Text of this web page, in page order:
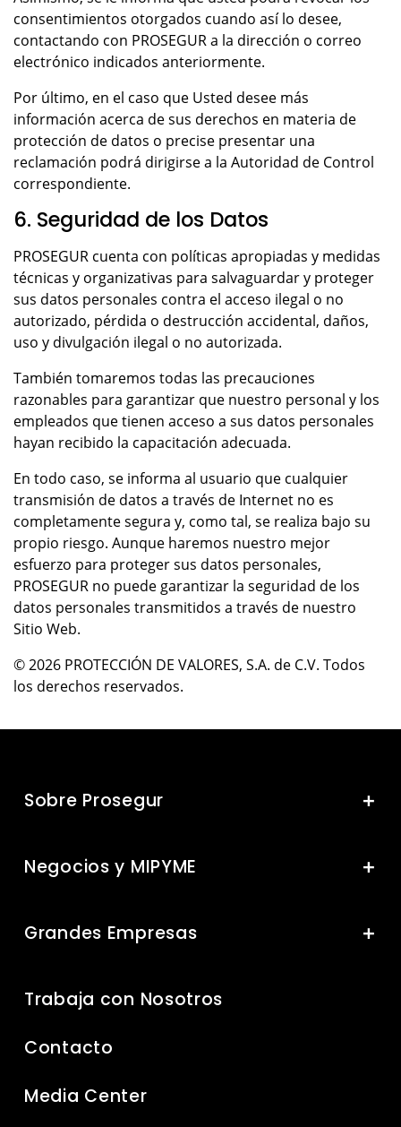
consentimientos otorgados cuando así lo desee,
contactando con PROSEGUR a la dirección o correo
electrónico indicados anteriormente.
Por último, en el caso que Usted desee más
información acerca de sus derechos en materia de
protección de datos o precise presentar una
reclamación podrá dirigirse a la Autoridad de Control
correspondiente.
6. Seguridad de los Datos
PROSEGUR cuenta con políticas apropiadas y medidas
técnicas y organizativas para salvaguardar y proteger
sus datos personales contra el acceso ilegal o no
autorizado, pérdida o destrucción accidental, daños,
uso y divulgación ilegal o no autorizada.
También tomaremos todas las precauciones
razonables para garantizar que nuestro personal y los
empleados que tienen acceso a sus datos personales
hayan recibido la capacitación adecuada.
En todo caso, se informa al usuario que cualquier
transmisión de datos a través de Internet no es
completamente segura y, como tal, se realiza bajo su
propio riesgo. Aunque haremos nuestro mejor
esfuerzo para proteger sus datos personales,
PROSEGUR no puede garantizar la seguridad de los
datos personales transmitidos a través de nuestro
Sitio Web.
© 2026 PROTECCIÓN DE VALORES, S.A. de C.V. Todos
los derechos reservados.
Sobre Prosegur
Negocios y MIPYME
Grandes Empresas
Trabaja con Nosotros
Contacto
Media Center